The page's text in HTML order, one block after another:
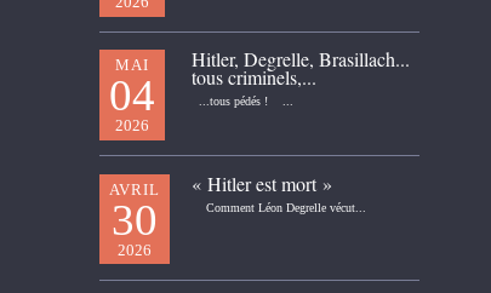
MAI
04
2026
Hitler, Degrelle, Brasillach...
tous criminels,...
...tous pédés ! ...
AVRIL
30
2026
« Hitler est mort »
Comment Léon Degrelle vécut...